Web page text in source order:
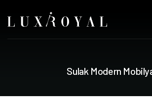
Sulak Modern Mobily